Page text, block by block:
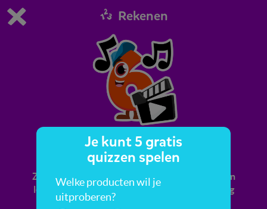
Dit is de gratis demo van Squla.
Bestel nu
0 1
Rekenen
Tellen
Zing mee met het lied, ga mee naar het strand en
leer tegelijkertijd tellen. De cijfers gaan gezellig
naar zee. 1, 2, 3, doe je mee?
Je kunt 5 gratis
quizzen spelen
Welke producten wil je
uitproberen?